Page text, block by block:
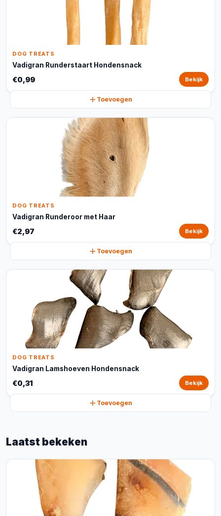
DOG TREATS
Vadigran Runderstaart Hondensnack
€0,99 Bekijk
Toevoegen
DOG TREATS
Vadigran Runderoor met Haar
€2,97 Bekijk
Toevoegen
DOG TREATS
Vadigran Lamshoeven Hondensnack
€0,31 Bekijk
Toevoegen
Laatst bekeken